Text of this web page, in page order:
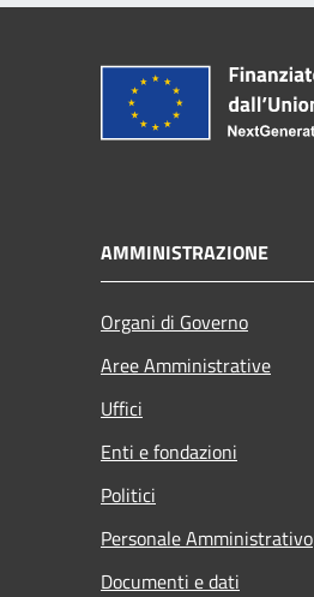
AMMINISTRAZIONE
Organi di Governo
Aree Amministrative
Uffici
Enti e fondazioni
Politici
Personale Amministrativo
Documenti e dati